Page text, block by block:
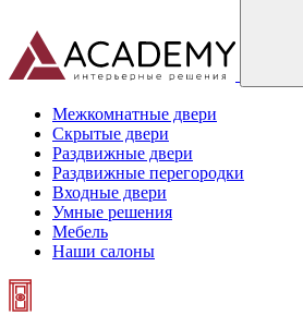
Межкомнатные двери
Скрытые двери
Раздвижные двери
Раздвижные перегородки
Входные двери
Умные решения
Мебель
Наши салоны